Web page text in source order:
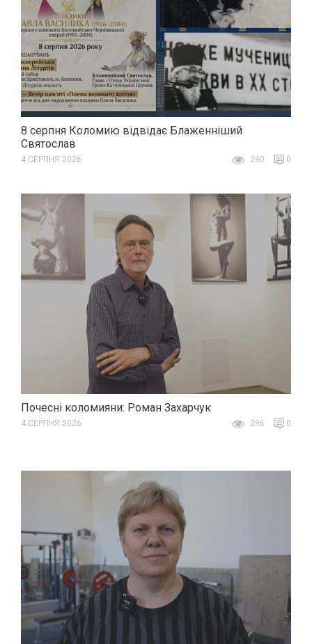
8 серпня Коломию відвідає Блаженніший
Святослав
4 СЕРПНЯ 2026 290 0
Почесні коломияни: Роман Захарчук
4 СЕРПНЯ 2026 296 0